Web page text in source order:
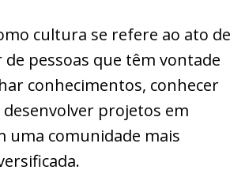
cultura se refere ao ato de
pessoas que têm vontade
conhecimentos, conhecer
desenvolver projetos em
uma comunidade mais